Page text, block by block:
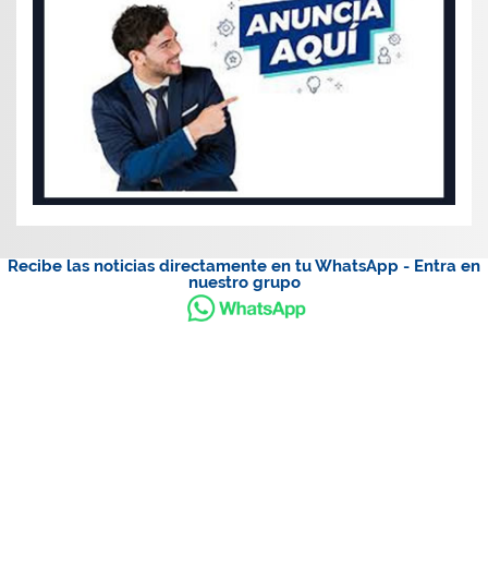
Recibe las noticias directamente en tu WhatsApp - Entra en
nuestro grupo